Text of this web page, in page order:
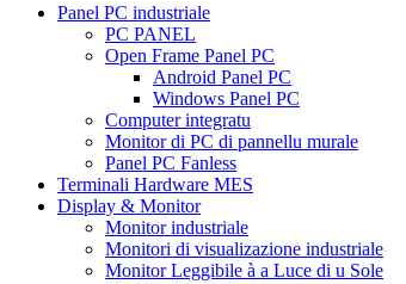
Panel PC industriale
PC PANEL
Open Frame Panel PC
Android Panel PC
Windows Panel PC
Computer integratu
Monitor di PC di pannellu murale
Panel PC Fanless
Terminali Hardware MES
Display & Monitor
Monitor industriale
Monitori di visualizazione industriale
Monitor Leggibile à a Luce di u Sole